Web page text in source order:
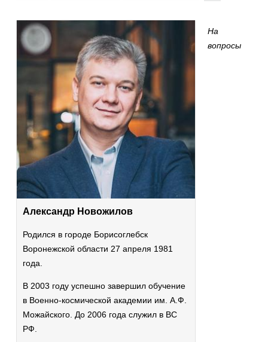
Александр Новожилов
Родился в городе Борисоглебск
Воронежской области 27 апреля 1981
года.
В 2003 году успешно завершил обучение
в Военно-космической академии им. А.Ф.
Можайского. До 2006 года служил в ВС
РФ.
На
вопросы